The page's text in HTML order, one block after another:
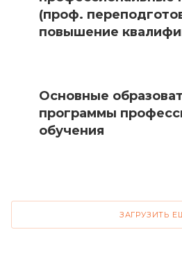
(проф.
повышение
Основные
программы
обучения
ЗАГРУЗИТЬ